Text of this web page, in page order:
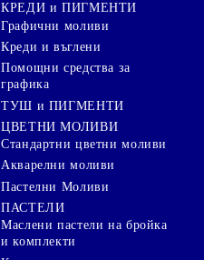
КРЕДИ и ПИГМЕНТИ
Графични моливи
Креди и въглени
Помощни средства за
графика
ТУШ и ПИГМЕНТИ
ЦВЕТНИ МОЛИВИ
Стандартни цветни моливи
Акварелни моливи
Пастелни Моливи
ПАСТЕЛИ
Маслени пастели на бройка
и комплекти